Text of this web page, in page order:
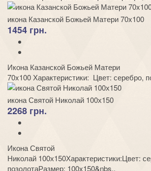
икона Казанской Божьей Матери 70x100
1454 грн.
Икона Казанской Божьей Матери
70x100 Характеристики: Цвет: серебро,
икона Святой Николай 100х150
2268 грн.
Икона Святой
Николай 100х150Характеристики:Цвет:
позолотаРазмер: 100х150&nbs..